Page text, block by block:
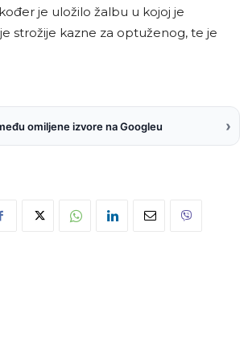
je uložilo žalbu u kojoj je
strožije kazne za optuženog, te je
omiljene izvore na Googleu ›